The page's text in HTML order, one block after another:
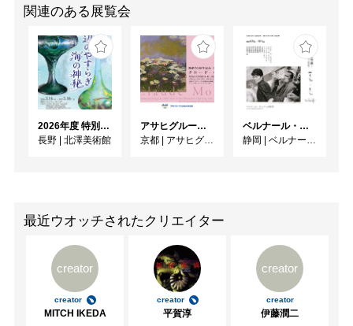
関連のある展覧会
2026年度 特別展「ガレとドーム、アール･ヌーヴォーのガラス 水辺のやすらぎ、海の神秘」
長野 | 北澤美術館
アサヒグループ大山崎山荘美術館 開館30周年記念展「没後100年 クロード・モネ」
京都 | アサヒグループ大山崎山荘美術館
ベルナール・ビュフェと写真 ーカメラがとらえたビュフェとその時代、そして21 世紀へ
静岡 | ベルナール・ビュフェ美術館
最近ウオッチされたクリエイター
creator
creator
MITCH IKEDA
creator
平賀淳
creator
creator
伊藤潤二